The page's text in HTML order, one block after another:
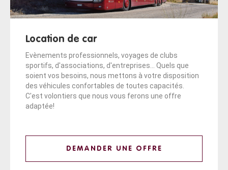
Location de car
Evènements professionnels, voyages de clubs
sportifs, d'associations, d'entreprises... Quels que
soient vos besoins, nous mettons à votre disposition
des véhicules confortables de toutes capacités.
C'est volontiers que nous vous ferons une offre
adaptée!
DEMANDER UNE OFFRE